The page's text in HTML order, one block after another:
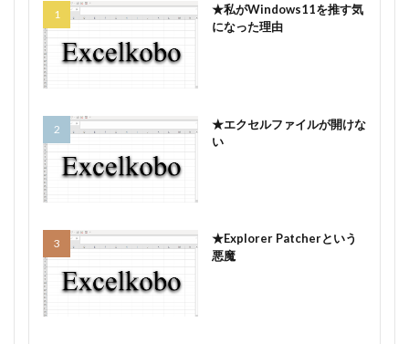
★私がWindows11を推す気
になった理由
★エクセルファイルが開けな
い
★Explorer Patcherという
悪魔